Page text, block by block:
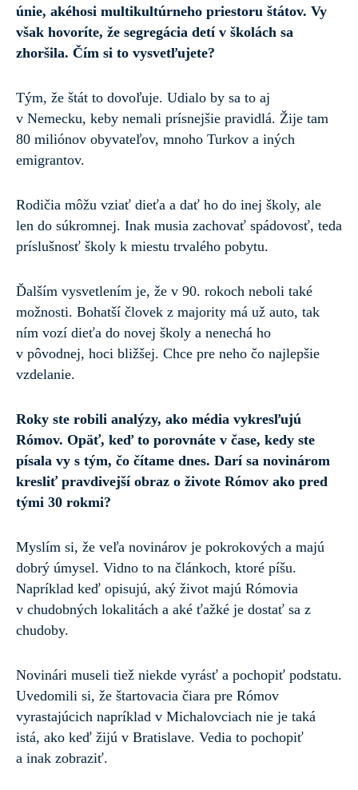
únie, akéhosi multikultúrneho priestoru štátov. Vy
však hovoríte, že segregácia detí v školách sa
zhoršila. Čím si to vysvetľujete?
Tým, že štát to dovoľuje. Udialo by sa to aj
v Nemecku, keby nemali prísnejšie pravidlá. Žije tam
80 miliónov obyvateľov, mnoho Turkov a iných
emigrantov.
Rodičia môžu vziať dieťa a dať ho do inej školy, ale
len do súkromnej. Inak musia zachovať spádovosť, teda
príslušnosť školy k miestu trvalého pobytu.
Ďalším vysvetlením je, že v 90. rokoch neboli také
možnosti. Bohatší človek z majority má už auto, tak
ním vozí dieťa do novej školy a nenechá ho
v pôvodnej, hoci bližšej. Chce pre neho čo najlepšie
vzdelanie.
Roky ste robili analýzy, ako média vykresľujú
Rómov. Opäť, keď to porovnáte v čase, kedy ste
písala vy s tým, čo čítame dnes. Darí sa novinárom
kresliť pravdivejší obraz o živote Rómov ako pred
tými 30 rokmi?
Myslím si, že veľa novinárov je pokrokových a majú
dobrý úmysel. Vidno to na článkoch, ktoré píšu.
Napríklad keď opisujú, aký život majú Rómovia
v chudobných lokalitách a aké ťažké je dostať sa z
chudoby.
Novinári museli tiež niekde vyrásť a pochopiť podstatu.
Uvedomili si, že štartovacia čiara pre Rómov
vyrastajúcich napríklad v Michalovciach nie je taká
istá, ako keď žijú v Bratislave. Vedia to pochopiť
a inak zobraziť.